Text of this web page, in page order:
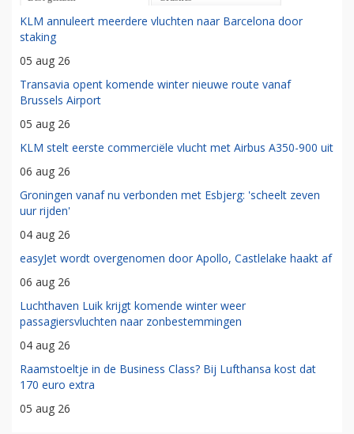
KLM annuleert meerdere vluchten naar Barcelona door
staking
05 aug 26
Transavia opent komende winter nieuwe route vanaf
Brussels Airport
05 aug 26
KLM stelt eerste commerciële vlucht met Airbus A350-900 uit
06 aug 26
Groningen vanaf nu verbonden met Esbjerg: 'scheelt zeven
uur rijden'
04 aug 26
easyJet wordt overgenomen door Apollo, Castlelake haakt af
06 aug 26
Luchthaven Luik krijgt komende winter weer
passagiersvluchten naar zonbestemmingen
04 aug 26
Raamstoeltje in de Business Class? Bij Lufthansa kost dat
170 euro extra
05 aug 26